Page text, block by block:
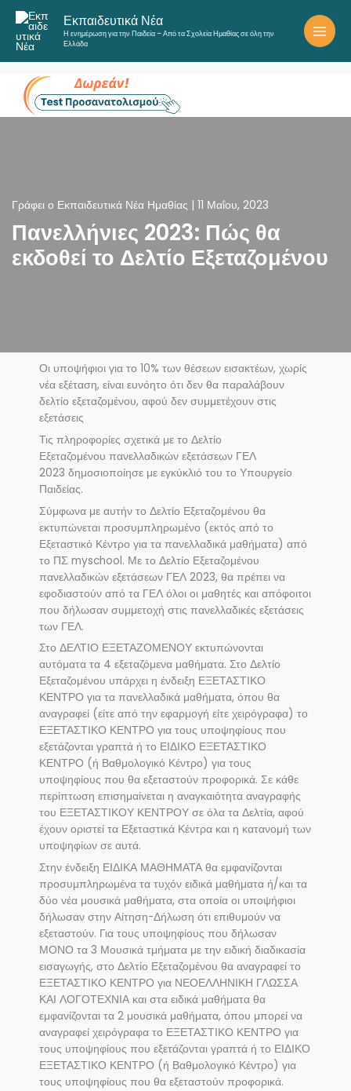
Μετάβαση
στο
περιεχόμενο
Εκπαιδευτικά Νέα
Η ενημέρωση για την Παιδεία – Από τα Σχολεία Ημαθίας σε όλη την
Ελλάδα
Γράφει ο Εκπαιδευτικά Νέα Ημαθίας 11 Μαΐου, 2023
Πανελλήνιες 2023: Πώς θα
εκδοθεί το Δελτίο Εξεταζομένου
Οι υποψήφιοι για το 10% των θέσεων εισακτέων, χωρίς
νέα εξέταση, είναι ευνόητο ότι δεν θα παραλάβουν
δελτίο εξεταζομένου, αφού δεν συμμετέχουν στις
εξετάσεις
Τις πληροφορίες σχετικά με το Δελτίο
Εξεταζομένου πανελλαδικών εξετάσεων ΓΕΛ
2023 δημοσιοποίησε με εγκύκλιό του το Υπουργείο
Παιδείας.
Σύμφωνα με αυτήν το Δελτίο Εξεταζομένου θα
εκτυπώνεται προσυμπληρωμένο (εκτός από το
Εξεταστικό Κέντρο για τα πανελλαδικά μαθήματα) από
το ΠΣ myschool. Με το Δελτίο Εξεταζομένου
πανελλαδικών εξετάσεων ΓΕΛ 2023, θα πρέπει να
εφοδιαστούν από τα ΓΕΛ όλοι οι μαθητές και απόφοιτοι
που δήλωσαν συμμετοχή στις πανελλαδικές εξετάσεις
των ΓΕΛ.
Στο ΔΕΛΤΙΟ ΕΞΕΤΑΖΟΜΕΝΟΥ εκτυπώνονται
αυτόματα τα 4 εξεταζόμενα μαθήματα. Στο Δελτίο
Εξεταζομένου υπάρχει η ένδειξη ΕΞΕΤΑΣΤΙΚΟ
ΚΕΝΤΡΟ για τα πανελλαδικά μαθήματα, όπου θα
αναγραφεί (είτε από την εφαρμογή είτε χειρόγραφα) το
ΕΞΕΤΑΣΤΙΚΟ ΚΕΝΤΡΟ για τους υποψηφίους που
εξετάζονται γραπτά ή το ΕΙΔΙΚΟ ΕΞΕΤΑΣΤΙΚΟ
ΚΕΝΤΡΟ (ή Βαθμολογικό Κέντρο) για τους
υποψηφίους που θα εξεταστούν προφορικά. Σε κάθε
περίπτωση επισημαίνεται η αναγκαιότητα αναγραφής
του ΕΞΕΤΑΣΤΙΚΟΥ ΚΕΝΤΡΟΥ σε όλα τα Δελτία, αφού
έχουν οριστεί τα Εξεταστικά Κέντρα και η κατανομή των
υποψηφίων σε αυτά.
Στην ένδειξη ΕΙΔΙΚΑ ΜΑΘΗΜΑΤΑ θα εμφανίζονται
προσυμπληρωμένα τα τυχόν ειδικά μαθήματα ή/και τα
δύο νέα μουσικά μαθήματα, στα οποία οι υποψήφιοι
δήλωσαν στην Αίτηση-Δήλωση ότι επιθυμούν να
εξεταστούν. Για τους υποψηφίους που δήλωσαν
ΜΟΝΟ τα 3 Μουσικά τμήματα με την ειδική διαδικασία
εισαγωγής, στο Δελτίο Εξεταζομένου θα αναγραφεί το
ΕΞΕΤΑΣΤΙΚΟ ΚΕΝΤΡΟ για ΝΕΟΕΛΛΗΝΙΚΗ ΓΛΩΣΣΑ
ΚΑΙ ΛΟΓΟΤΕΧΝΙΑ και στα ειδικά μαθήματα θα
εμφανίζονται τα 2 μουσικά μαθήματα, όπου μπορεί να
αναγραφεί χειρόγραφα το ΕΞΕΤΑΣΤΙΚΟ ΚΕΝΤΡΟ για
τους υποψηφίους που εξετάζονται γραπτά ή το ΕΙΔΙΚΟ
ΕΞΕΤΑΣΤΙΚΟ ΚΕΝΤΡΟ (ή Βαθμολογικό Κέντρο) για
τους υποψηφίους που θα εξεταστούν προφορικά.